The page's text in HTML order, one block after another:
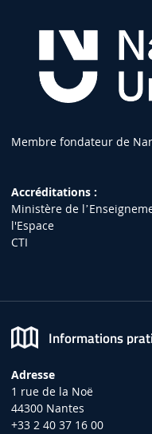
Membre fondateur de
Accréditations :
Ministère de
l'Espace
CTI
Informations
Adresse
1 rue de la Noë
44300 Nantes
+33 2 40 37 16 00